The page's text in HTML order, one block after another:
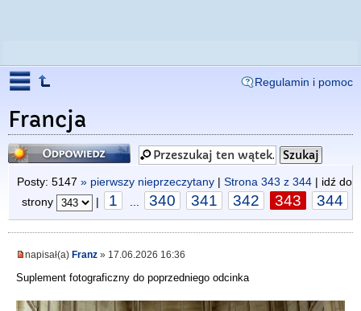
Regulamin i pomoc
Francja
Odpowiedz
Posty: 5147 » pierwszy nieprzeczytany | Strona 343 z 344 | idź do
strony
| 1 340 341 342 343 344
napisał(a) Franz » 17.06.2026 16:36
Suplement fotograficzny do poprzedniego odcinka